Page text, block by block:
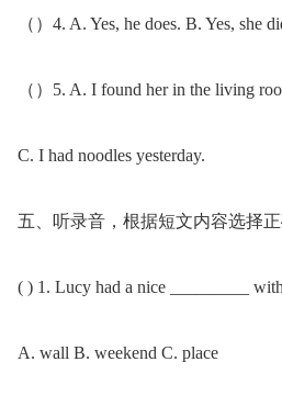
（）4. A. Yes, he does. B. Yes, she
（）5. A. I found her in the living
C. I had noodles yesterday.
五、听录音，根据短文内容选择
( ) 1. Lucy had a nice _________
A. wall B. weekend C. place